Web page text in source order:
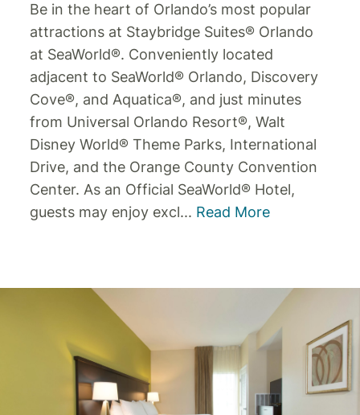
Be in the heart of Orlando’s most popular
attractions at Staybridge Suites® Orlando
at SeaWorld®. Conveniently located
adjacent to SeaWorld® Orlando, Discovery
Cove®, and Aquatica®, and just minutes
from Universal Orlando Resort®, Walt
Disney World® Theme Parks, International
Drive, and the Orange County Convention
Center. As an Official SeaWorld® Hotel,
guests may enjoy excl... Read More